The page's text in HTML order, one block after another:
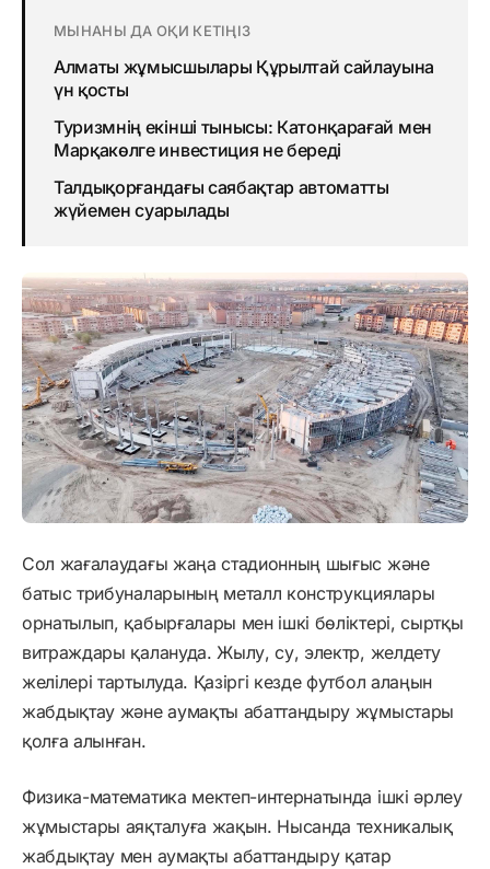
МЫНАНЫ ДА ОҚИ КЕТІҢІЗ
Алматы жұмысшылары Құрылтай сайлауына
үн қосты
Туризмнің екінші тынысы: Катонқарағай мен
Марқакөлге инвестиция не береді
Талдықорғандағы саябақтар автоматты
жүйемен суарылады
Сол жағалаудағы жаңа стадионның шығыс және
батыс трибуналарының металл конструкциялары
орнатылып, қабырғалары мен ішкі бөліктері, сыртқы
витраждары қалануда. Жылу, су, электр, желдету
желілері тартылуда. Қазіргі кезде футбол алаңын
жабдықтау және аумақты абаттандыру жұмыстары
қолға алынған.
Физика-математика мектеп-интернатында ішкі әрлеу
жұмыстары аяқталуға жақын. Нысанда техникалық
жабдықтау мен аумақты абаттандыру қатар